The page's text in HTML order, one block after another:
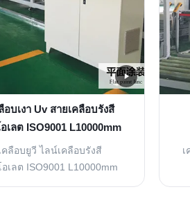
อบเงา Uv สายเคลือบรังสี
เลต ISO9001 L10000mm
คลือบยูวี ไลน์เคลือบรังสี
เลต ISO9001 L10000mm